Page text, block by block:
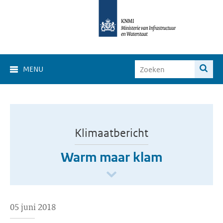
MENU
Klimaatbericht
Warm maar klam
05 juni 2018